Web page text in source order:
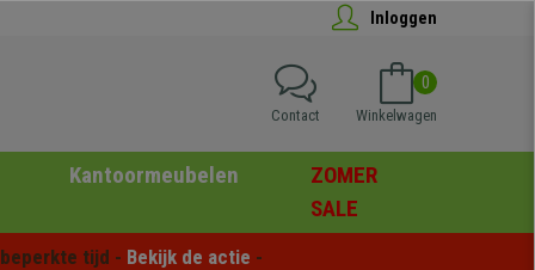
Inloggen
0
Winkelwagen
Contact
Kantoormeubelen
ZOMER
SALE
tijd - Bekijk de actie -